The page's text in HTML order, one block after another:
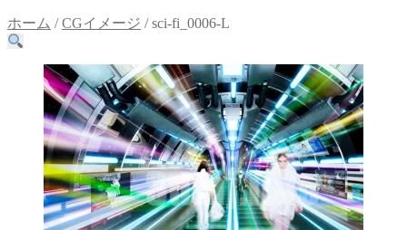
ホーム /CGイメージ /sci-fi_0006-L